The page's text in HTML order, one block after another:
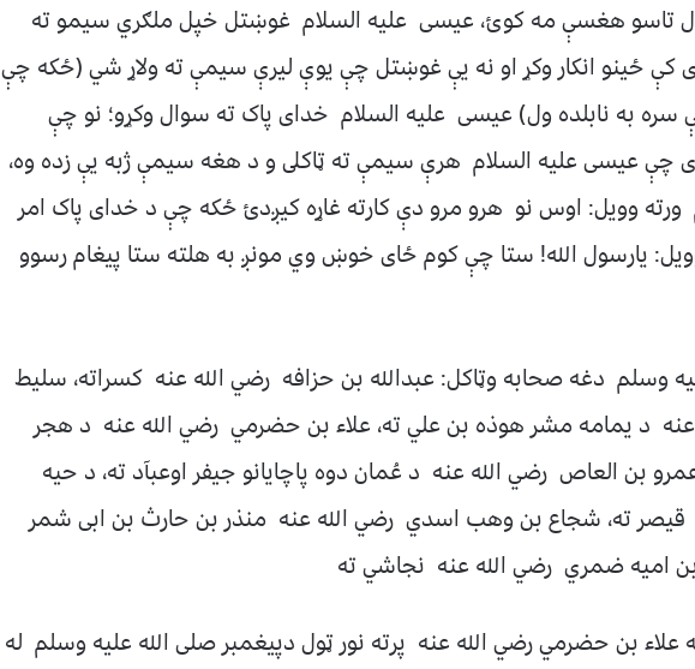
تاسو هغسې مه کوئ، عيسى عليه السلام غوښتل خپل ملګري سيمو ته
کې ځينو انکار وکړ او نه يې غوښتل چې يوې ليرې سيمې ته ولاړ شي (ځکه چې
به نابلده ول) عيسى عليه السلام خداى پاک ته سوال وکړو؛ نو چې
چې عيسى عليه السلام هرې سيمې ته ټاکلى و د هغه سيمې ژبه يې زده وه،
وويل: اوس نو هرو مرو دې کارته غاړه کيږدئ ځکه چې د خداى پاک امر
يارسول الله! ستا چې کوم ځاى خوښ وي مونږ به هلته ستا پيغام رسوو
وسلم دغه صحابه وټاکل: عبدالله بن حزافه رضي الله عنه کسراته، سليط
د يمامه مشر هوذه بن علي ته، علاء بن حضرمي رضي الله عنه د هجر
بن العاص رضي الله عنه د عُمان دوه پاچايانو جيفر اوعبآد ته، د حيه
قيصر ته، شجاع بن وهب اسدي رضي الله عنه منذر بن حارث بن ابى شمر
اميه ضمري رضي الله عنه نجاشي ته
علاء بن حضرمي رضي الله عنه پرته نور ټول دپيغمبر صلی الله عليه وسلم له